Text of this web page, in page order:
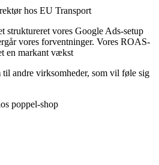
hos EU Transport
struktureret vores Google Ads-setup
vores forventninger. Vores ROAS-
en markant vækst
til andre virksomheder, som vil føle sig
poppel-shop